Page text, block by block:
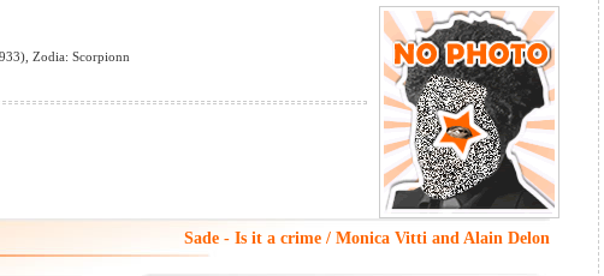
Zodia: Scorpionn
Sade - Is it a crime / Monica Vitti and Alain Delon